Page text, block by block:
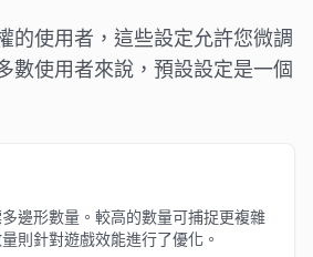
的使用者，這些設定允許您微調
數使用者來說，預設設定是一個
邊形數量。較高的數量可捕捉更複雜
則針對遊戲效能進行了優化。